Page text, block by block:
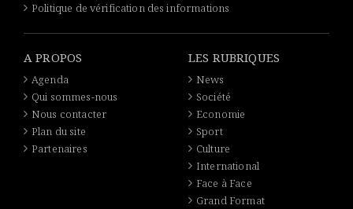
Politique de vérification des informations
A PROPOS
Agenda
Qui sommes-nous
Nous contacter
Plan du site
Partenaires
LES RUBRIQUES
News
Société
Economie
Sport
Culture
International
Face à Face
Grand Format